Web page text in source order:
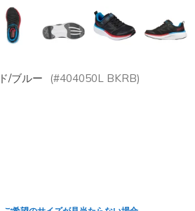
/ブルー (#404050L BKRB)